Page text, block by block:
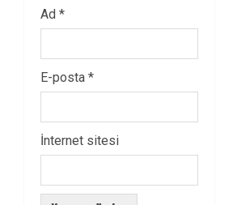
Ad *
E-posta *
İnternet sitesi